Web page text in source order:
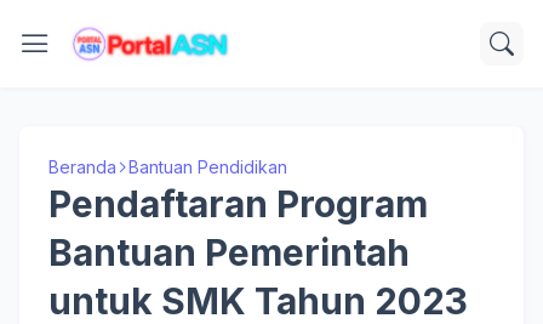
Beranda Bantuan Pendidikan
Pendaftaran Program
Bantuan Pemerintah
untuk SMK Tahun 2023